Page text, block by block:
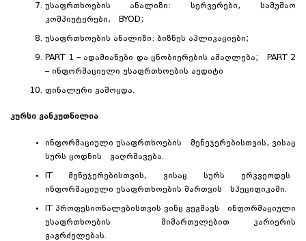
უსაფრთხოების ანალიზი: სერვერები, სამუშაო
კომპიუტერები, BYOD;
უსაფრთხოების ანალიზი: ბიზნეს აპლიკაციები;
PART 1 – ადამიანები და ცნობიერების ამაღლება; PART 2
– ინფორმაციული უსაფრთხოების აუდიტი
ფინალური გამოცდა.
კურსი განკუთნილია
ინფორმაციული უსაფრთხოების მენეჯერებისთვის, ვისაც
სურს ცოდნის გაღრმავება.
IT მენეჯერებისთვის, ვისაც სურს ერკვეოდეს
ინფორმაციული უსაფრთხოების მართვის სპეციფიკაში.
IT პროფესიონალებისთვის ვინც გეგმავს ინფორმაციული
უსაფრთხოების მიმართულებით კარიერის
გაგრძელებას.